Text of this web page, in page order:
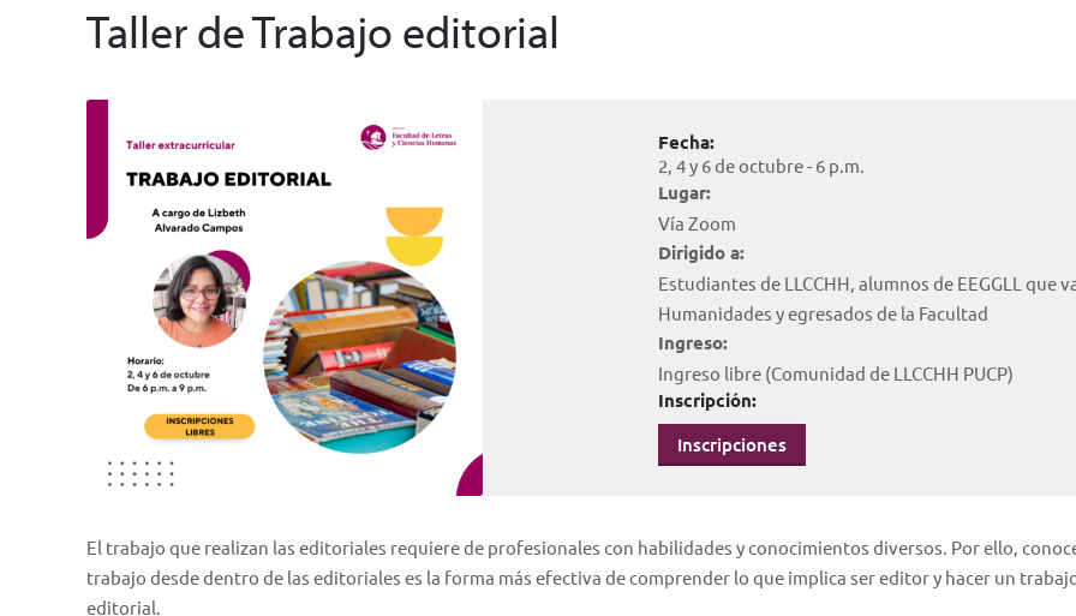
Taller de Trabajo editorial
Fecha:
2, 4 y 6 de octubre - 6 p.m.
Lugar:
Vía Zoom
Dirigido a:
Estudiantes de LLCCHH, alumnos de EEGGLL que
Humanidades y egresados de la Facultad
Ingreso:
Ingreso libre (Comunidad de LLCCHH PUCP)
Inscripción:
Inscripciones
El trabajo que realizan las editoriales requiere de profesionales con habilidades y conocimientos diversos. Por ello,
trabajo desde dentro de las editoriales es la forma más efectiva de comprender lo que implica ser editor y hacer un
editorial.